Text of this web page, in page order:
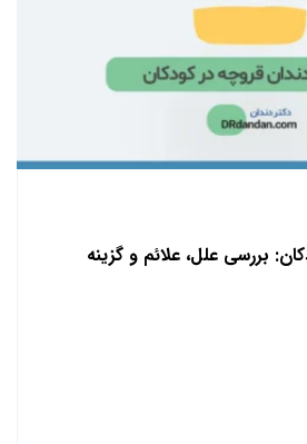
بررسی علل، علائم و گزینه